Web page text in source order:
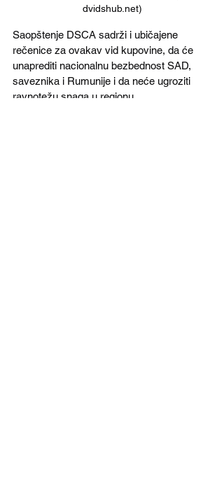
dvidshub.net)
Saopštenje DSCA sadrži i ubičajene
rečenice za ovakav vid kupovine, da će
unaprediti nacionalnu bezbednost SAD,
saveznika i Rumunije i da neće ugroziti
ravnotežu snaga u regionu.